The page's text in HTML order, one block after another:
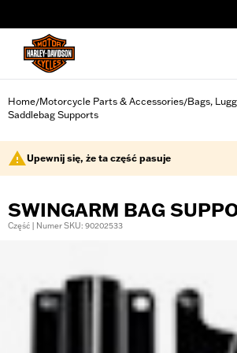
Home/Motorcycle Parts & Accessories/Bags,
Saddlebag Supports
Upewnij się, że ta część pasuje
SWINGARM BAG
Część | Numer SKU: 90202533